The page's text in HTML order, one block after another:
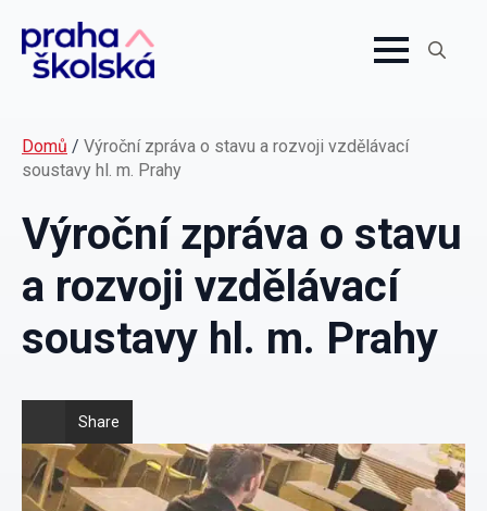
Domů / Výroční zpráva o stavu a rozvoji vzdělávací
soustavy hl. m. Prahy
Výroční zpráva o stavu
a rozvoji vzdělávací
soustavy hl. m. Prahy
Share